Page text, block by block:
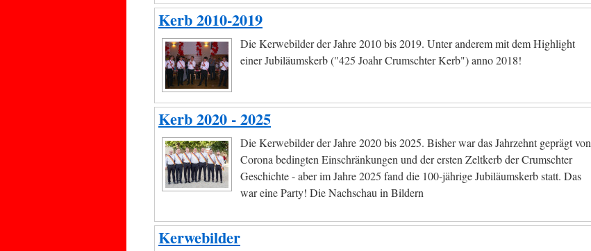
Kerb 2010-2019
Die Kerwebilder der Jahre 2010 bis 2019. Unter anderem mit dem Highlight
einer Jubiläumskerb ("425 Joahr Crumschter Kerb") anno 2018!
Kerb 2020 - 2025
Die Kerwebilder der Jahre 2020 bis 2025. Bisher war das Jahrzehnt geprägt von
Corona bedingten Einschränkungen und der ersten Zeltkerb der Crumschter
Geschichte - aber im Jahre 2025 fand die 100-jährige Jubiläumskerb statt. Das
war eine Party! Die Nachschau in Bildern
Kerwebilder